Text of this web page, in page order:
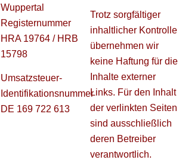
Wuppertal
Registernummer
HRA 19764 / HRB
15798
Umsatzsteuer-
Identifikationsnummer
DE 169 722 613
Trotz sorgfältiger
inhaltlicher Kontrolle
übernehmen wir
keine Haftung für die
Inhalte externer
Links. Für den Inhalt
der verlinkten Seiten
sind ausschließlich
deren Betreiber
verantwortlich.